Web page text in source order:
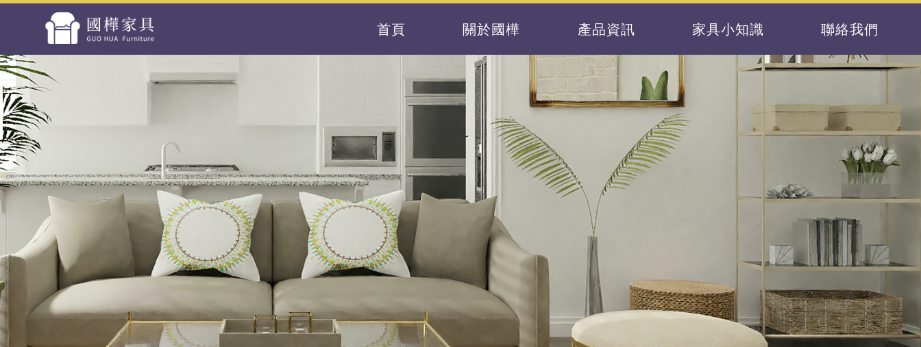
首頁 關於國樺 產品資訊 家具小知識 聯絡我們